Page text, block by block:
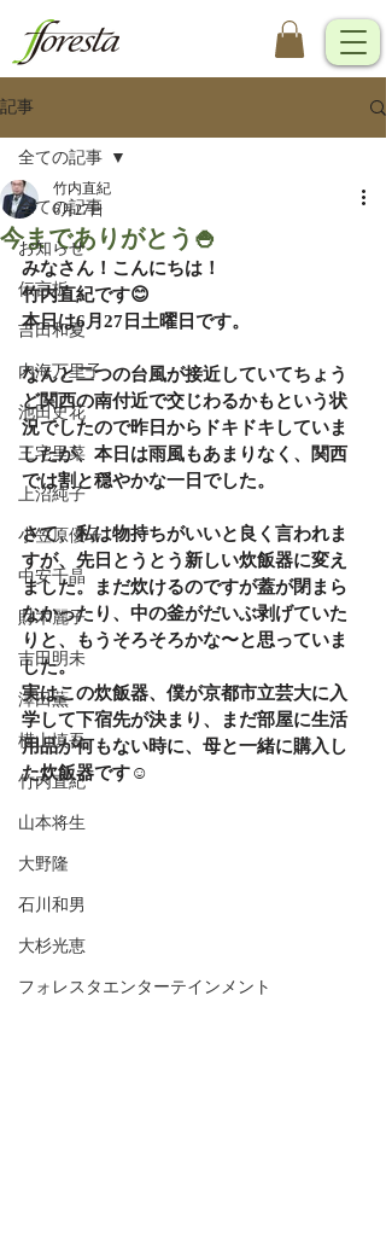
記事
全ての記事
お知らせ
伝言板
吉田和夏
内海万里子
池田史花
三宅里菜
上沼純子
小笠原優子
中安千晶
財木麗子
吉田明未
澤田薫
横山慎吾
竹内直紀
山本将生
大野隆
石川和男
大杉光恵
フォレスタエンターテインメント
全ての記事
今までありがとう🍚
竹内直紀
6月27日
みなさん！こんにちは！
竹内直紀です😊
本日は6月27日土曜日です。
なんと二つの台風が接近していてちょう
ど関西の南付近で交じわるかもという状
況でしたので昨日からドキドキしていま
したが、本日は雨風もあまりなく、関西
では割と穏やかな一日でした。
さて、私は物持ちがいいと良く言われま
すが、先日とうとう新しい炊飯器に変え
ました。まだ炊けるのですが蓋が閉まら
なかったり、中の釜がだいぶ剥げていた
りと、もうそろそろかな〜と思っていま
した。
実はこの炊飯器、僕が京都市立芸大に入
学して下宿先が決まり、まだ部屋に生活
用品が何もない時に、母と一緒に購入し
た炊飯器です☺️